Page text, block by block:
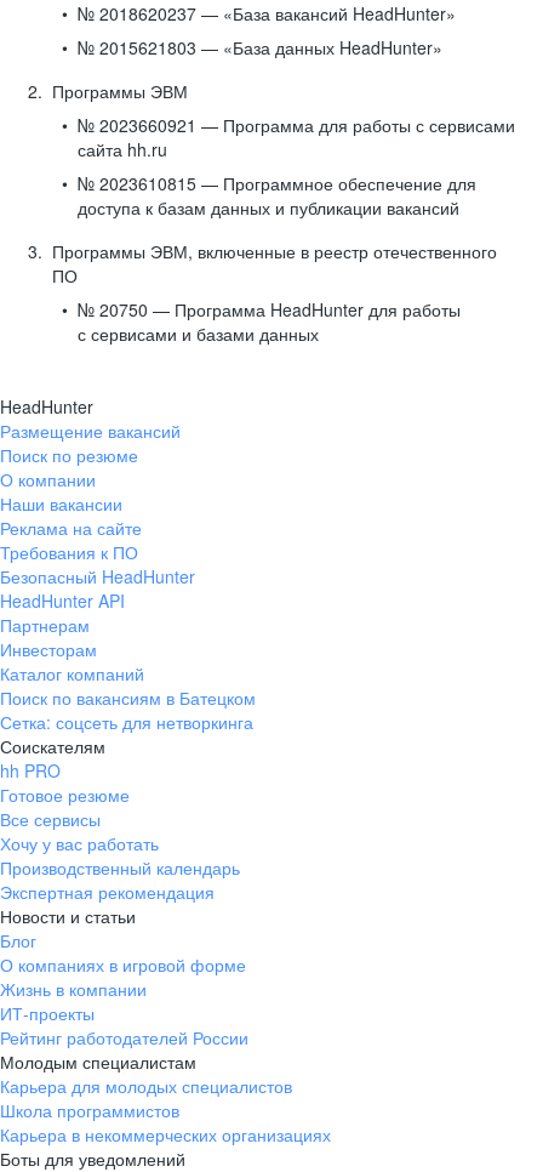
№ 2018620237 — «База вакансий HeadHunter»
№ 2015621803 — «База данных HeadHunter»
Программы ЭВМ
№ 2023660921 — Программа для работы с сервисами
сайта hh.ru
№ 2023610815 — Программное обеспечение для
доступа к базам данных и публикации вакансий
Программы ЭВМ, включенные в реестр отечественного
ПО
№ 20750 — Программа HeadHunter для работы
с сервисами и базами данных
HeadHunter
Размещение вакансий
Поиск по резюме
О компании
Наши вакансии
Реклама на сайте
Требования к ПО
Безопасный HeadHunter
HeadHunter API
Партнерам
Инвесторам
Каталог компаний
Поиск по вакансиям в Батецком
Сетка: соцсеть для нетворкинга
Соискателям
hh PRO
Готовое резюме
Все сервисы
Хочу у вас работать
Производственный календарь
Экспертная рекомендация
Новости и статьи
Блог
О компаниях в игровой форме
Жизнь в компании
ИТ-проекты
Рейтинг работодателей России
Молодым специалистам
Карьера для молодых специалистов
Школа программистов
Карьера в некоммерческих организациях
Боты для уведомлений